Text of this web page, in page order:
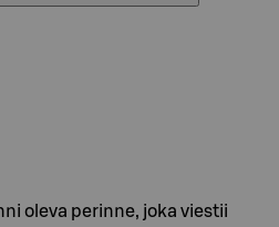
oleva perinne, joka viestii